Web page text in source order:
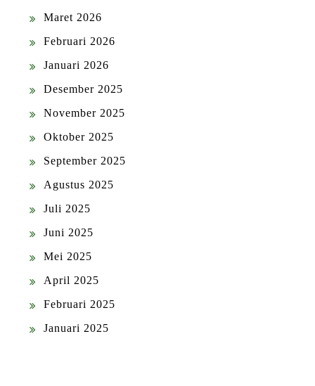
Maret 2026
Februari 2026
Januari 2026
Desember 2025
November 2025
Oktober 2025
September 2025
Agustus 2025
Juli 2025
Juni 2025
Mei 2025
April 2025
Februari 2025
Januari 2025